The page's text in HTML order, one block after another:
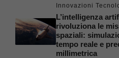
Innovazioni
L’intelligenza
rivoluziona le
spaziali:
tempo reale e
millimetrica